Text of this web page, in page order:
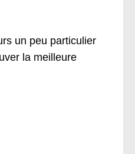
un peu particulier
la meilleure